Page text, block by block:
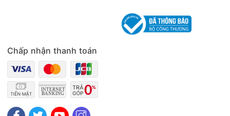
Chấp nhận thanh toán